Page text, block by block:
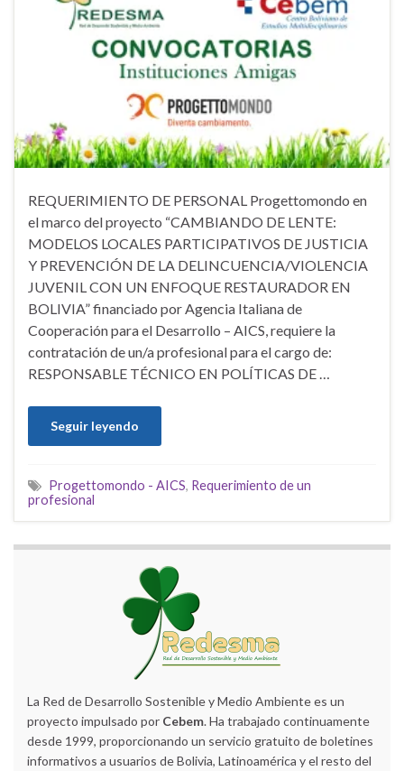
REQUERIMIENTO DE PERSONAL Progettomondo en
el marco del proyecto “CAMBIANDO DE LENTE:
MODELOS LOCALES PARTICIPATIVOS DE JUSTICIA
Y PREVENCIÓN DE LA DELINCUENCIA/VIOLENCIA
JUVENIL CON UN ENFOQUE RESTAURADOR EN
BOLIVIA” financiado por Agencia Italiana de
Cooperación para el Desarrollo – AICS, requiere la
contratación de un/a profesional para el cargo de:
RESPONSABLE TÉCNICO EN POLÍTICAS DE …
Seguir leyendo
Progettomondo - AICS, Requerimiento de un
profesional
La Red de Desarrollo Sostenible y Medio Ambiente es un
proyecto impulsado por Cebem. Ha trabajado continuamente
desde 1999, proporcionando un servicio gratuito de boletines
informativos a usuarios de Bolivia, Latinoamérica y el resto del